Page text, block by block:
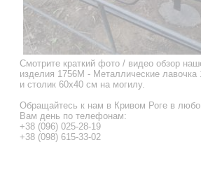
Смотрите краткий фото / видео обзор
изделия 1756M - Металлические лавочка
и столик 60x40 см на могилу.
Обращайтесь к нам в Кривом Роге в
Вам день по телефонам:
+38 (096) 025-28-19
+38 (098) 615-33-02